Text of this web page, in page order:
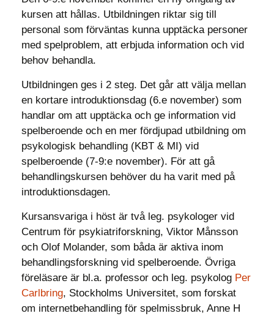
kursen att hållas. Utbildningen riktar sig till
personal som förväntas kunna upptäcka personer
med spelproblem, att erbjuda information och vid
behov behandla.
Utbildningen ges i 2 steg. Det går att välja mellan
en kortare introduktionsdag (6.e november) som
handlar om att upptäcka och ge information vid
spelberoende och en mer fördjupad utbildning om
psykologisk behandling (KBT & MI) vid
spelberoende (7-9:e november). För att gå
behandlingskursen behöver du ha varit med på
introduktionsdagen.
Kursansvariga i höst är två leg. psykologer vid
Centrum för psykiatriforskning, Viktor Månsson
och Olof Molander, som båda är aktiva inom
behandlingsforskning vid spelberoende. Övriga
föreläsare är bl.a. professor och leg. psykolog Per
Carlbring, Stockholms Universitet, som forskat
om internetbehandling för spelmissbruk, Anne H